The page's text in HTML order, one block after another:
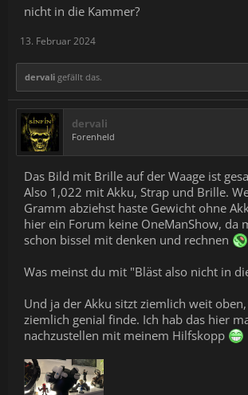
nicht in die Kammer?
13. Februar 2024
dervali gefällt das.
dervali
Forenheld
Das Bild mit Brille auf der Waage ist
Also 1,022 mit Akku, Strap und Brille.
Gramm abziehst haste Gewicht ohne
hier ein Forum keine OneManShow, da
schon bissel mit denken und rechnen
Was meinst du mit "Bläst also nicht in
Und ja der Akku sitzt ziemlich weit
ziemlich genial finde. Ich hab das hier
nachzustellen mit meinem Hilfskopp